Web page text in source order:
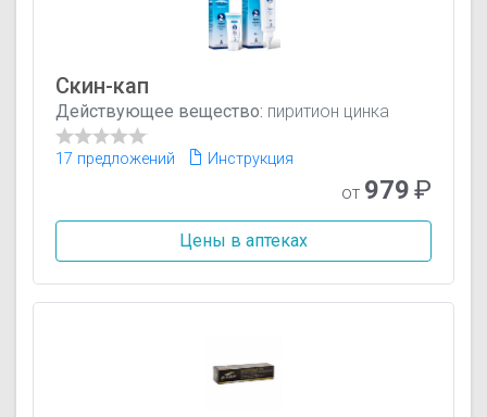
Скин-кап
Действующее вещество: пиритион цинка
17 предложений Инструкция
от 979₽
Цены в аптеках